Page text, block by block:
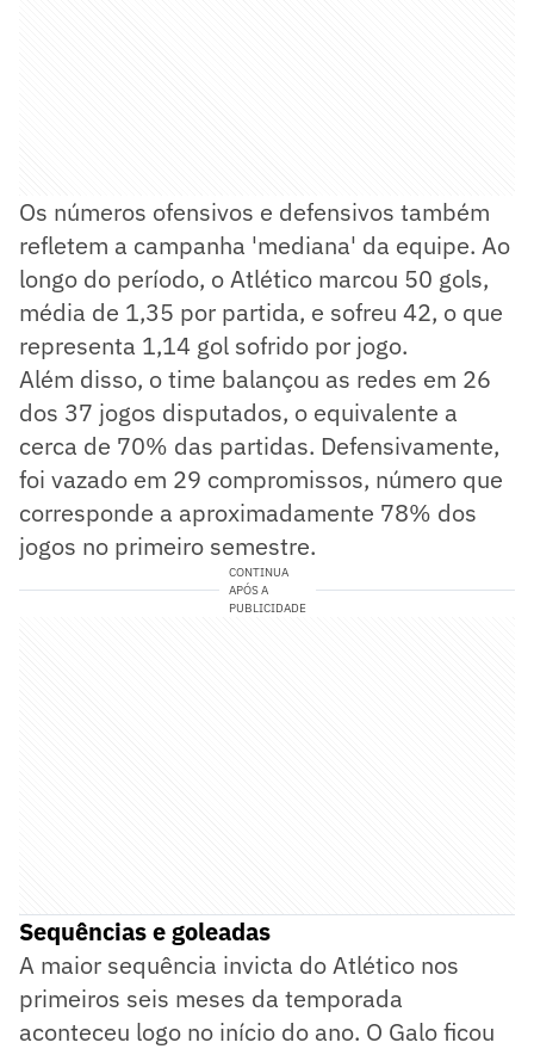
Os números ofensivos e defensivos também
refletem a campanha 'mediana' da equipe. Ao
longo do período, o Atlético marcou 50 gols,
média de 1,35 por partida, e sofreu 42, o que
representa 1,14 gol sofrido por jogo.
Além disso, o time balançou as redes em 26
dos 37 jogos disputados, o equivalente a
cerca de 70% das partidas. Defensivamente,
foi vazado em 29 compromissos, número que
corresponde a aproximadamente 78% dos
jogos no primeiro semestre.
CONTINUA
APÓS A
PUBLICIDADE
Sequências e goleadas
A maior sequência invicta do Atlético nos
primeiros seis meses da temporada
aconteceu logo no início do ano. O Galo ficou